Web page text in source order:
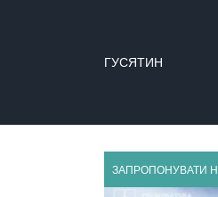
ГУСЯТИН
ЗАПРОПОНУВАТИ